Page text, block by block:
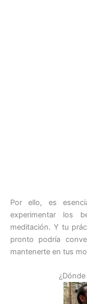
Por ello, es
experimentar los
meditación. Y tu
pronto podría
mantenerte en tus